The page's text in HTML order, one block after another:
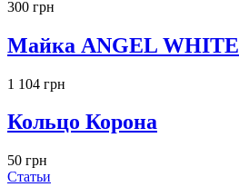
300 грн
Майка ANGEL WHITE
1 104 грн
Кольцо Корона
50 грн
Статьи